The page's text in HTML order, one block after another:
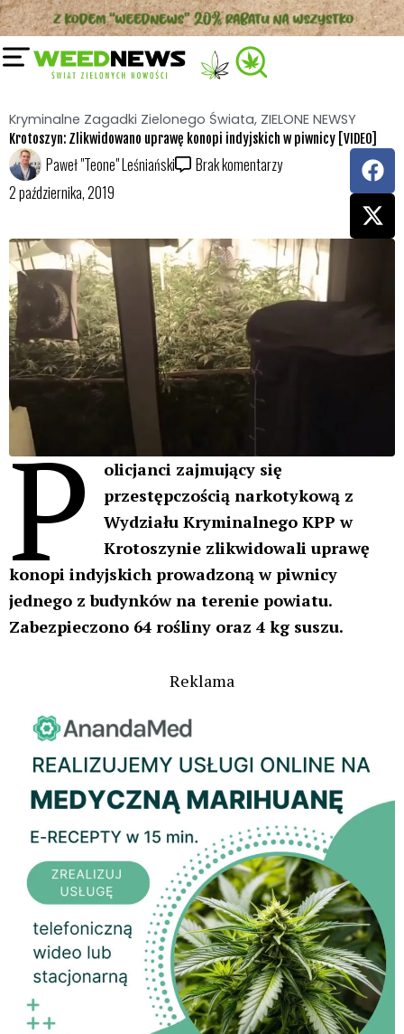
Przejdź
do
treści
Kryminalne Zagadki Zielonego Świata, ZIELONE NEWSY
Krotoszyn: Zlikwidowano uprawę konopi indyjskich w piwnicy [VIDEO]
Paweł "Teone" Leśniański
Brak komentarzy
2 października, 2019
F
a
c
e
b
X
-
t
w
i
P
olicjanci zajmujący się
przestępczością narkotykową z
Wydziału Kryminalnego KPP w
Krotoszynie zlikwidowali uprawę
konopi indyjskich prowadzoną w piwnicy
jednego z budynków na terenie powiatu.
Zabezpieczono 64 rośliny oraz 4 kg suszu.
Reklama